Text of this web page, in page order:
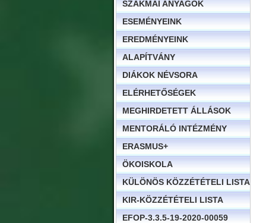
SZAKMAI ANYAGOK
ESEMÉNYEINK
EREDMÉNYEINK
ALAPÍTVÁNY
DIÁKOK NÉVSORA
ELÉRHETŐSÉGEK
MEGHIRDETETT ÁLLÁSOK
MENTORÁLÓ INTÉZMÉNY
ERASMUS+
ÖKOISKOLA
KÜLÖNÖS KÖZZÉTÉTELI LISTA
KIR-KÖZZÉTÉTELI LISTA
EFOP-3.3.5-19-2020-00059